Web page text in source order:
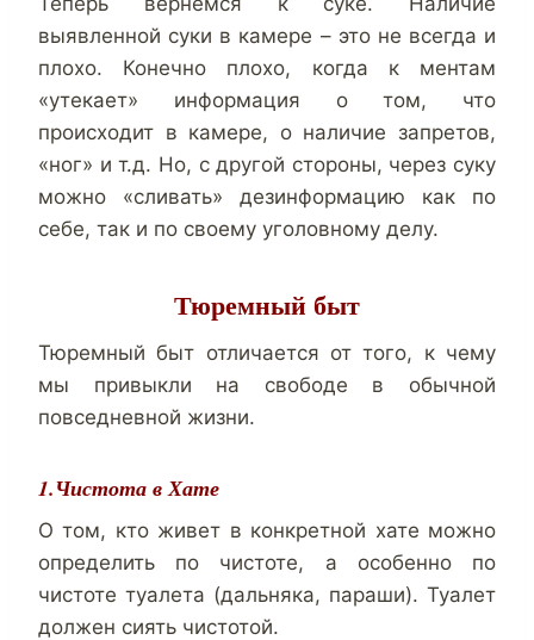
выявленной суки в камере – это не всегда и
плохо. Конечно плохо, когда к ментам
«утекает» информация о том, что
происходит в камере, о наличие запретов,
«ног» и т.д. Но, с другой стороны, через суку
можно «сливать» дезинформацию как по
себе, так и по своему уголовному делу.
Тюремный быт
Тюремный быт отличается от того, к чему
мы привыкли на свободе в обычной
повседневной жизни.
1.Чистота в Хате
О том, кто живет в конкретной хате можно
определить по чистоте, а особенно по
чистоте туалета (дальняка, параши). Туалет
должен сиять чистотой.